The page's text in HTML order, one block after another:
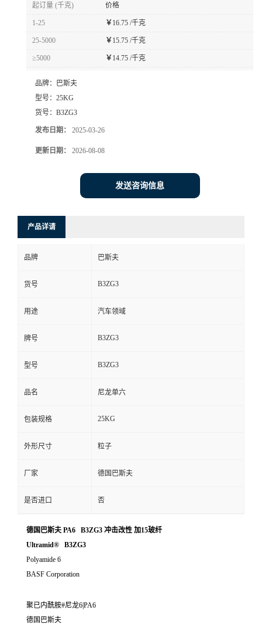
起订量 (千克) 价格
1-25 ￥16.75 /千克
25-5000 ￥15.75 /千克
≥5000 ￥14.75 /千克
品牌：
巴斯夫
型号： 25KG
货号： B3ZG3
发布日期： 2025-03-26
更新日期： 2026-08-08
发送咨询信息
产品详请
品牌 巴斯夫
货号 B3ZG3
用途 汽车领域
牌号 B3ZG3
型号 B3ZG3
品名 尼龙单六
包装规格 25KG
外形尺寸 粒子
厂家 德国巴斯夫
是否进口 否
德国巴斯夫 PA6 B3ZG3 冲击改性 加15玻纤
Ultramid® B3ZG3
Polyamide 6
BASF Corporation
聚已内酰胺#尼龙6|PA6
德国巴斯夫